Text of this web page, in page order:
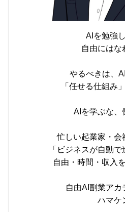
AIを勉強
自由にはな
やるべきは、
「任せる仕組み
AIを学ぶな、
忙しい起業家・会
「ビジネスが自動
自由・時間・収入
自由AI副業アカ
ハマケ